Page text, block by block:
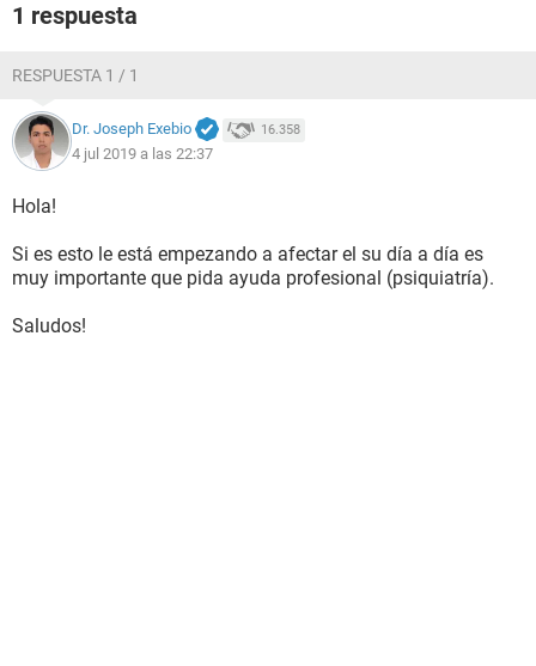
1 respuesta
RESPUESTA 1 / 1
Dr. Joseph Exebio 16.358
4 jul 2019 a las 22:37
Hola!
Si es esto le está empezando a afectar el su día a día es
muy importante que pida ayuda profesional (psiquiatría).
Saludos!